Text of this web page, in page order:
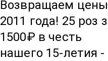
Возвращаем цены
2011 года! 25 роз
1500₽ в честь
нашего 15-летия -